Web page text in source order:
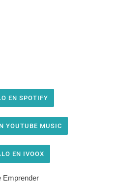
EN SPOTIFY
YOUTUBE MUSIC
EN IVOOX
Emprender